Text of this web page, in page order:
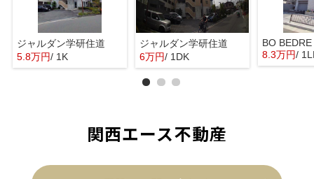
ジャルダン学研住道
5.8万円/ 1K
ジャルダン学研住道
6万円/ 1DK
BO
8.3万円/
関西エース不動産